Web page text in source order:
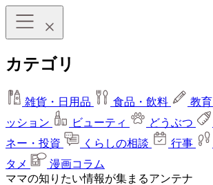
カテゴリ
雑貨・日用品 食品・飲料 教育
ッション
ビューティ どうぶつ
ネー・投資
くらしの相談 行事
タメ
漫画コラム
ママの知りたい情報が集まるアンテナ